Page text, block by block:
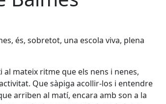
és, sobretot, una escola viva, plena
mateix ritme que els nens i nenes,
Que sàpiga acollir-los i entendre
arriben al matí, encara amb son a la